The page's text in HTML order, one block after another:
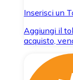
Inserisci un
Aggiungi il
acquisto,